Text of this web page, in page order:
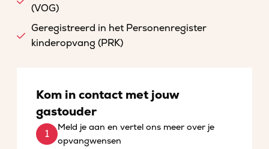
(VOG)
Geregistreerd in het Personenregister
kinderopvang (PRK)
Kom in contact met jouw
gastouder
Meld je aan en vertel ons meer over je
opvangwensen